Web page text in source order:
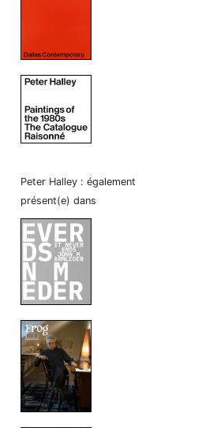
Peter Halley : également
présent(e) dans